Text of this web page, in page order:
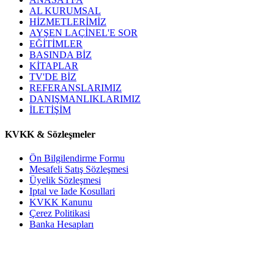
AL KURUMSAL
HİZMETLERİMİZ
AYŞEN LAÇİNEL'E SOR
EĞİTİMLER
BASINDA BİZ
KİTAPLAR
TV'DE BİZ
REFERANSLARIMIZ
DANIŞMANLIKLARIMIZ
İLETİŞİM
KVKK & Sözleşmeler
Ön Bilgilendirme Formu
Mesafeli Satış Sözleşmesi
Üyelik Sözleşmesi
Iptal ve Iade Kosullari
KVKK Kanunu
Çerez Politikasi
Banka Hesapları